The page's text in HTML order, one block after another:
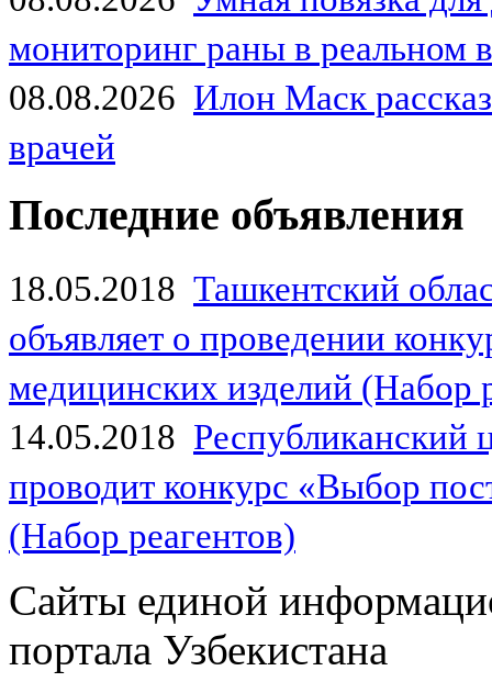
мониторинг раны в реальном
08.08.2026 Илон Маск
врачей
Последние объявления
18.05.2018 Ташкентский
объявляет о проведении
медицинских изделий (Набор
14.05.2018
проводит конкурс «Выбор
(Набор реагентов)
Сайты единой
портала Узбекистана